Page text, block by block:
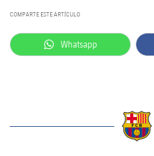
Resultados
Clasificaciones
Voleibol femenino
VALORANT Rising
COMPARTE ESTE ARTÍCULO
label.aria.whatsapp
Whatsapp